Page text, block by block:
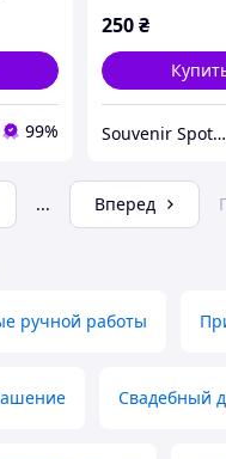
99%
250₴
Souvenir Spot - Оригинальные сувенирные изделия
... Вперед
ручной работы
Свадебный